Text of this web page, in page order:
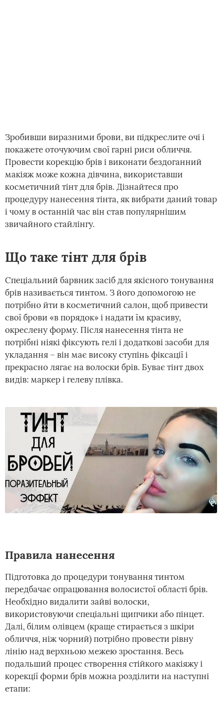
Зробивши виразними брови, ви підкреслите очі і
покажете оточуючим свої гарні риси обличчя.
Провести корекцію брів і виконати бездоганний
макіяж може кожна дівчина, використавши
косметичний тінт для брів. Дізнайтеся про
процедуру нанесення тінта, як вибрати даний товар
і чому в останній час він став популярнішим
звичайного стайлінгу.
Що таке тінт для брів
Спеціальний барвник засіб для якісного тонування
брів називається тинтом. З його допомогою не
потрібно йти в косметичний салон, щоб привести
свої брови «в порядок» і надати їм красиву,
окреслену форму. Після нанесення тінта не
потрібні ніякі фіксують гелі і додаткові засоби для
укладання – він має високу ступінь фіксації і
прекрасно лягає на волоски брів. Буває тінт двох
видів: маркер і гелеву плівка.
Правила нанесення
Підготовка до процедури тонування тинтом
передбачає опрацювання волосистої області брів.
Необхідно видалити зайві волоски,
використовуючи спеціальні щипчики або пінцет.
Далі, білим олівцем (краще стирається з шкіри
обличчя, ніж чорний) потрібно провести рівну
лінію над верхньою межею зростання. Весь
подальший процес створення стійкого макіяжу і
корекції форми брів можна розділити на наступні
етапи: